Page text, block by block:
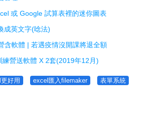
或 Google 試算表裡的迷你圖表
成英文字(唸法)
含軟體 | 若遇疫情沒開課將退全額
營送軟體 X 2套(2019年12月)
好用 excel匯入filemaker
表單系統